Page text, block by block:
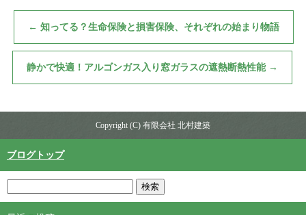
← 知ってる？生命保険と損害保険、それぞれの始まり物語
静かで快適！アルゴンガス入り窓ガラスの遮熱断熱性能 →
Copyright (C) 有限会社 北村建築
ブログトップ